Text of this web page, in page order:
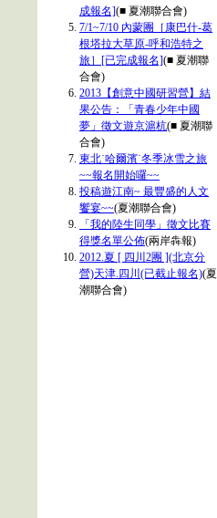
成報名](■ 夏潮聯合會)
7/1~7/10 內蒙團［康巴什-葛
根塔拉大草原-呼和浩特之
旅］[已完成報名](■ 夏潮聯
合會)
2013【創意中國研習營】結
果公告：「青春少年中國
夢」徵文遊京滬杭(■ 夏潮聯
合會)
東北˙哈爾濱˙冬季冰雪之旅
~~報名開始囉~~
投稿遊江南~ 最豐盛的人文
饗宴~~(夏潮聯合會)
「我的陸生同學」徵文比賽
得獎名單公佈(兩岸犇報)
2012.夏 [ 四川2團 ](北京分
營)天津.四川(已截止報名)(夏
潮聯合會)